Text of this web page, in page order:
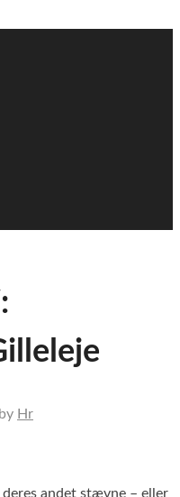
by Hr
andet stævne – eller